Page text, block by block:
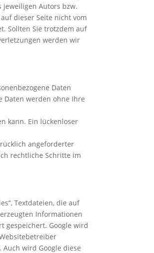
Autors bzw.
dieser Seite nicht vom
Sollten Sie trotzdem auf
werden wir
Daten
Daten werden ohne Ihre
kann. Ein lückenloser
angeforderter
rechtliche Schritte im
Textdateien, die auf
Informationen
gespeichert. Google wird
wird Google diese